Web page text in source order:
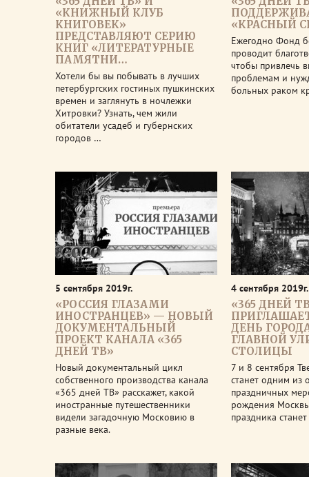
«КНИЖНЫЙ КЛУБ
КНИГОВЕК»
ПРЕДСТАВЛЯЮТ СЕРИЮ
КНИГ «ЛИТЕРАТУРНЫЕ
ПАМЯТНИ…
Хотели бы вы побывать в лучших
петербургских гостиных пушкинских
времен и заглянуть в ночлежки
Хитровки? Узнать, чем жили
обитатели усадеб и губернских
городов …
«КРАСНЫЙ
Ежегодно Фонд
проводит
чтобы привлечь
проблемам и
больных раком
5 сентября 2019г.
«РОССИЯ ГЛАЗАМИ
ИНОСТРАНЦЕВ» — НОВЫЙ
ДОКУМЕНТАЛЬНЫЙ
ПРОЕКТ КАНАЛА «365
ДНЕЙ ТВ»
Новый документальный цикл
собственного производства канала
«365 дней ТВ» расскажет, какой
иностранные путешественники
видели загадочную Московию в
разные века.
4 сентября 2019г.
«365 ДНЕЙ
ДЕНЬ
ГЛАВНОЙ
СТОЛИЦЫ
7 и 8 сентября
станет одним из
праздничных
рождения
праздника